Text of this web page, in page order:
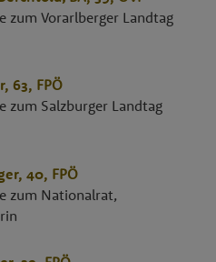
zum Vorarlberger Landtag
, 63, FPÖ
zum Salzburger Landtag
, 40, FPÖ
zum Nationalrat,